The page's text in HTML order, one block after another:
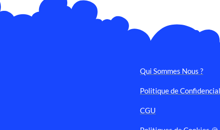
Qui Sommes Nous ?
Politique de
CGU